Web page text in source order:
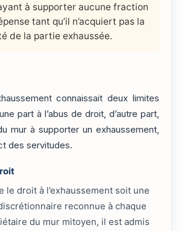
à supporter aucune fraction
tant qu’il n’acquiert pas la
de la partie exhaussée.
connaissait deux limites
part à l’abus de droit, d’autre part,
mur à supporter un exhaussement,
des servitudes.
le droit à l’exhaussement soit une
reconnue à chaque
du mur mitoyen, il est admis